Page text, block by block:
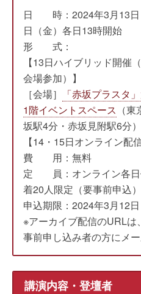
日 時：2024年3月13日
日（金）各日13時開始
形 式：
【13日ハイブリッド開催
会場参加）】
［会場］
「赤坂プラスタ
1階イベントスペース （
坂駅4分・赤坂見附駅6分）
【14・15日オンライン配
費 用：無料
定 員：オンライン各日
着20人限定（要事前申込）
申込期限：2024年3月12
※アーカイブ配信のURLは
事前申し込み者の方にメ
講演内容・登壇者